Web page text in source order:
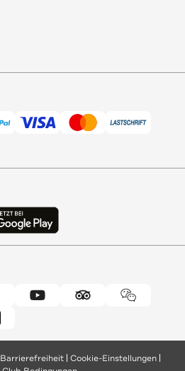
Barrierefreiheit Cookie-Einstellungen